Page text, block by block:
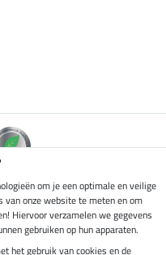
om je een optimale en veilige
onze website te meten en om
Hiervoor verzamelen we gegevens
gebruiken op hun apparaten.
het gebruik van cookies en de